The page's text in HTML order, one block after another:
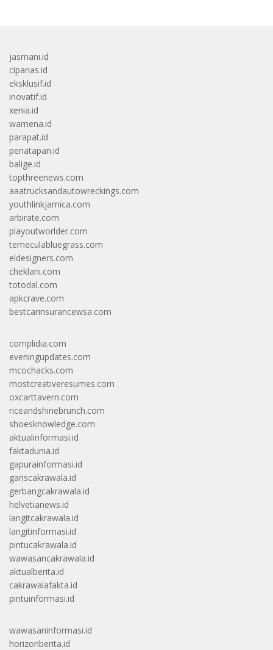
jasmani.id
cipanas.id
eksklusif.id
inovatif.id
xenia.id
wamena.id
parapat.id
penatapan.id
balige.id
topthreenews.com
aaatrucksandautowreckings.com
youthlinkjamica.com
arbirate.com
playoutworlder.com
temeculabluegrass.com
eldesigners.com
cheklani.com
totodal.com
apkcrave.com
bestcarinsurancewsa.com
complidia.com
eveningupdates.com
mcochacks.com
mostcreativeresumes.com
oxcarttavern.com
riceandshinebrunch.com
shoesknowledge.com
aktualinformasi.id
faktadunia.id
gapurainformasi.id
gariscakrawala.id
gerbangcakrawala.id
helvetianews.id
langitcakrawala.id
langitinformasi.id
pintucakrawala.id
wawasancakrawala.id
aktualberita.id
cakrawalafakta.id
pintuinformasi.id
wawasaninformasi.id
horizonberita.id